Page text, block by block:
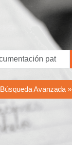
Búsqueda Avanzada »